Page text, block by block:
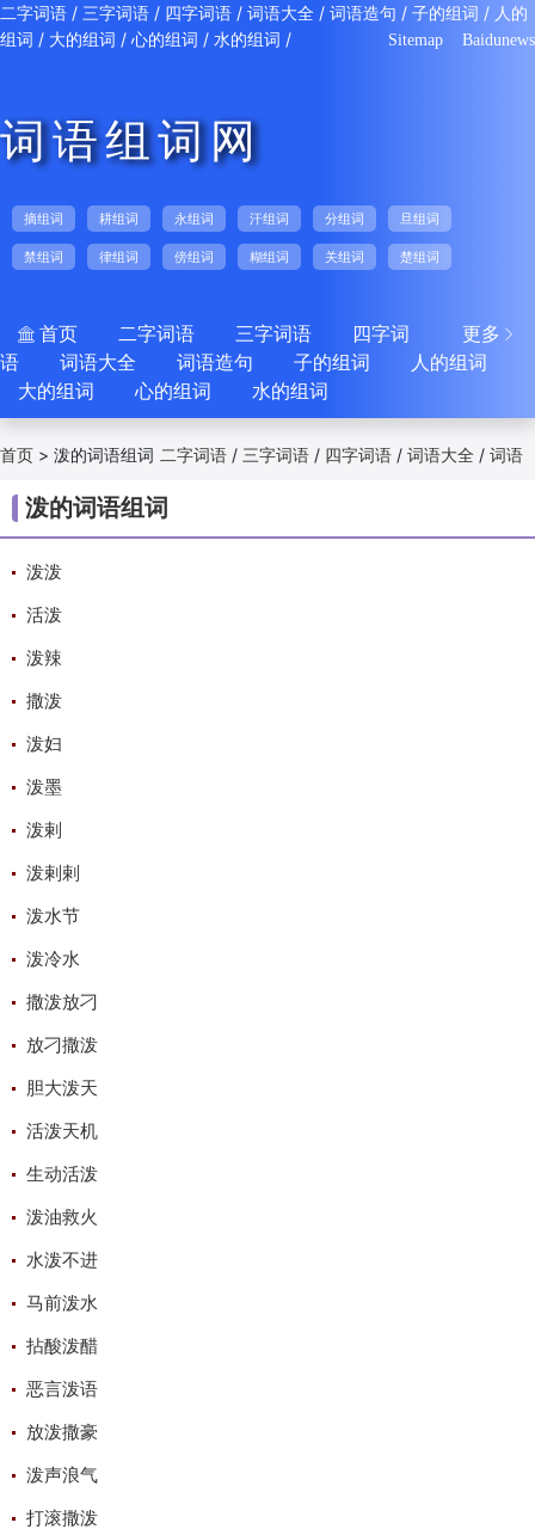
二字词语 / 三字词语 / 四字词语 / 词语大全 / 词语造句 / 子的组词 / 人的
组词 / 大的组词 / 心的组词 / 水的组词 / Sitemap Baidunews
词语组词网
摘组词 耕组词 永组词 汗组词 分组词 旦组词
禁组词 律组词 傍组词 糊组词 关组词 楚组词
更多 
 首页 二字词语 三字词语
四字词
语
词语大全 词语造句 子的组词
人的组词
大的组词
心的组词 水的组词
二字词语 / 三字词语 / 四字词语 /词语大全 /词语
水的组词
首页 > 泼的词语组词
泼的词语组词
泼泼
活泼
泼辣
撒泼
泼妇
泼墨
泼剌
泼剌剌
泼水节
泼冷水
撒泼放刁
放刁撒泼
胆大泼天
活泼天机
生动活泼
泼油救火
水泼不进
马前泼水
拈酸泼醋
恶言泼语
放泼撒豪
泼声浪气
打滚撒泼